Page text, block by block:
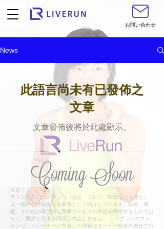
お問い合わせ
News
此語言尚未有已發佈之
文章
文章發佈後將於此處顯示。
注意：
ライブランのコンテンツ（放送、ブログ、SNSなどを含む）
は一般的な情報提供を参考として紹介しています。医療、看
護、その他の専門的な医療サービスの実践を構成するものでは
なく、医師と患者の関係は成立しません。 ライブランのコン
テンツ、トレーナーが共有した情報はユーザー自身の責任で行